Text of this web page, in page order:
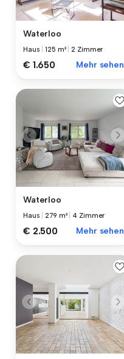
Waterloo
Haus |125 m² |2 Zimmer
€ 1.650 Mehr sehen
Waterloo
Haus |279 m² 4 Zimmer
€ 2.500 Mehr sehen